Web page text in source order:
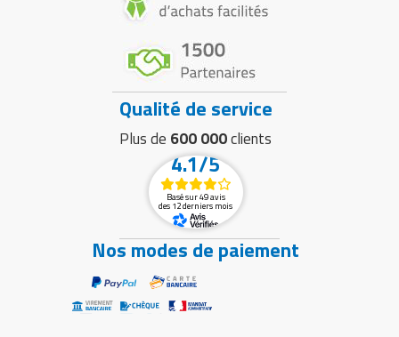
Qualité de service
Plus de 600 000clients
4.1/5
Basé sur 49 avis
des 12 derniers mois
Nos modes de paiement